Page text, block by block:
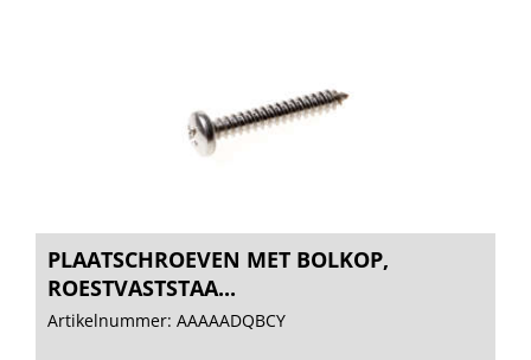
PLAATSCHROEVEN MET BOLKOP,
ROESTVASTSTAA...
Artikelnummer: AAAAADQBCY